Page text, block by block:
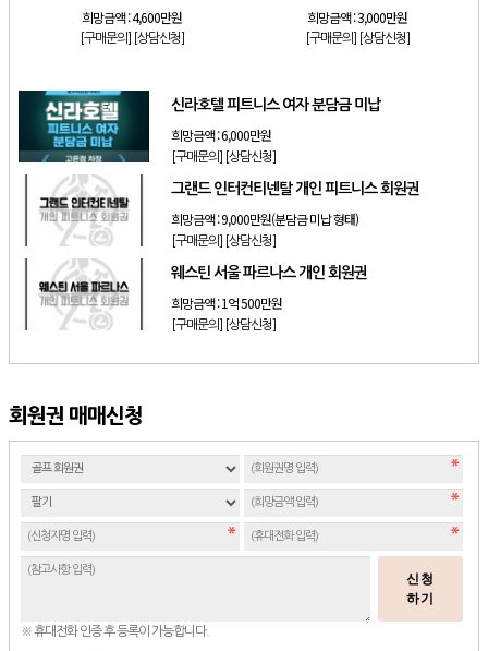
희망금액 :4,600만원
[구매문의] [상담신청]
희망금액 :3,000만원
[구매문의] [상담신청]
신라호텔 피트니스 여자 분담금 미납
희망금액 :6,000만원
[구매문의] [상담신청]
그랜드 인터컨티넨탈 개인 피트니스 회원권
희망금액 :9,000만원(분담금 미납 형태)
[구매문의] [상담신청]
웨스틴 서울 파르나스 개인 회원권
희망금액 :1억 500만원
[구매문의] [상담신청]
회원권 매매신청
신청
하기
※ 휴대전화 인증 후 등록이 가능합니다.